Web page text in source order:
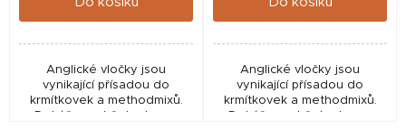
Anglické vločky jsou
vynikající přísadou do
krmítkovek a methodmixů.
Dokážou udržet ryby na
Anglické vločky jsou
vynikající přísadou do
krmítkovek a methodmixů.
Dokážou udržet ryby na